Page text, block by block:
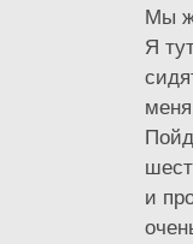
Мы
Я
и